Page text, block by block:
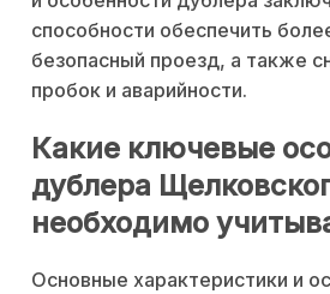
способности обеспечить
безопасный проезд, а также
пробок и аварийности.
Какие ключевые
дублера
необходимо
Основные характеристики и